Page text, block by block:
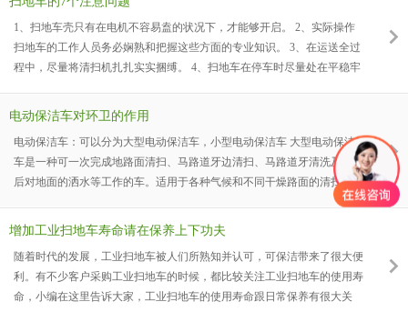
驶,那么相应的润滑油可以更换,这样机器就可以更好地过冬。 清洁工作从
来就
1、扫地车壳只有在电机不容易盍的状况下，才能够开启。 2、实际操作
扫地车的工作人员务必娴熟和把握这些方面的专业知识。 3、在运送全过
程中，尽量将清扫机扎扎实实捆缚。 4、扫地车在停车时尽量处在平稳牢
小孩子，一律禁止挨近。 6、蓄电池充电时，只有在有遮住的场地给设备
现意外。
电动保洁车对环卫的作用
电动保洁车：可以分为大型电动保洁车，小型电动保洁车 大型电动保洁
车是一种可一次完成地路面清扫、马路道牙边清扫、马路道牙清洗及清扫
后对地面的洒水等工作的车。适用于各种气候和不同干燥路面的清扫作
业，更适合于广场、公路、住宅小区、停车场、码头、机场、车站、水泥
厂、电厂等场所的清洁除尘。是常用的清扫工具，让路面长久保持干净。
洁工具。小型电动保洁车一般都为三轮的，整体体积小，使用于小区、道
路的保洁，
增加工业扫地车寿命请在保养上下功夫
随着时代的发展，工业扫地车被人们所熟知并认可，可保洁带来了很大便
利。有不少客户采购工业扫地车的时候，都比较关注工业扫地车的使用寿
命，小编在这里告诉大家，工业扫地车的使用寿命跟日常保养有很大关